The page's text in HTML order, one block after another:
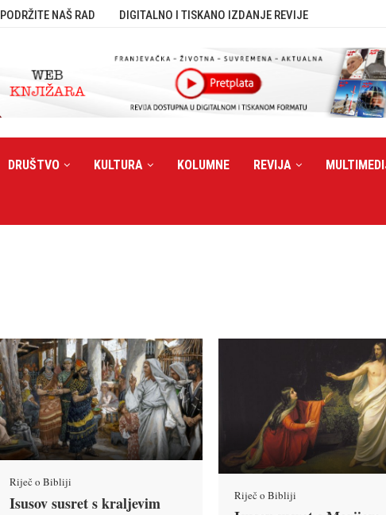
PODRŽITE NAŠ RAD DIGITALNO I TISKANO IZDANJE REVIJE
DRUŠTVO KULTURA KOLUMNE REVIJA
Riječ o Bibliji
Isusov susret s kraljevim
Riječ o Bibliji